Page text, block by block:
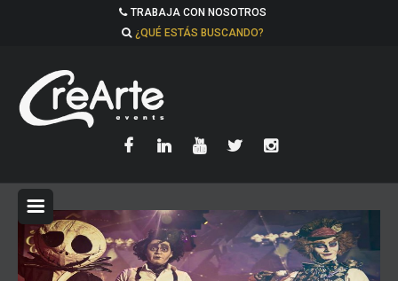
TRABAJA CON NOSOTROS
¿QUÉ ESTÁS BUSCANDO?